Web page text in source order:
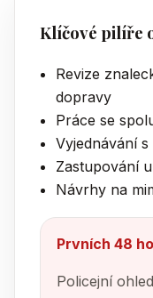
Klíčové pilíře
Revize
dopravy
Práce se
Vyjednávání
Zastupování
Návrhy na
Prvních 48
Policejní